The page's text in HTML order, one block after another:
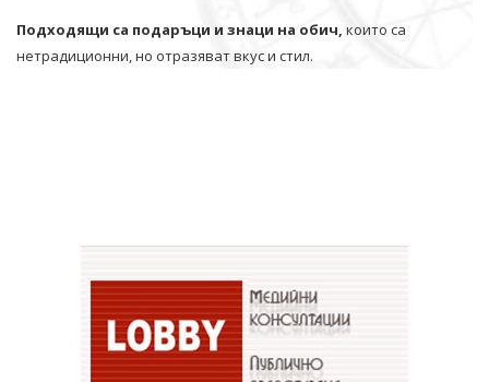
Подходящи са подаръци и знаци на обич, които са
нетрадиционни, но отразяват вкус и стил.